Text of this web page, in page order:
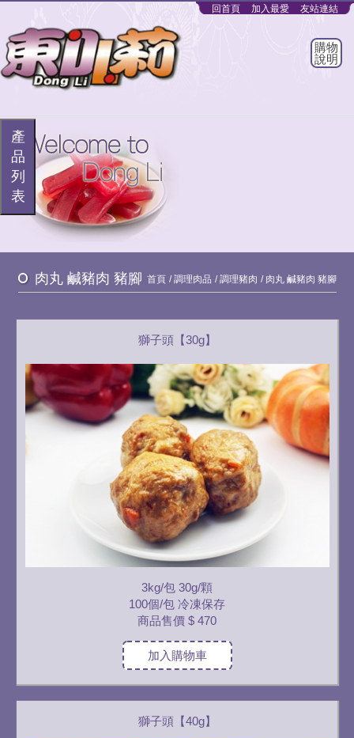
購物
說明
回首頁 加入最愛 友站連結
產
品
列
表
肉丸 鹹豬肉 豬腳 首頁 調理肉品 調理豬肉 肉丸 鹹豬肉 豬腳
獅子頭【30g】
3kg/包 30g/顆
100個/包 冷凍保存
商品售價 $ 470
加入購物車
獅子頭【40g】